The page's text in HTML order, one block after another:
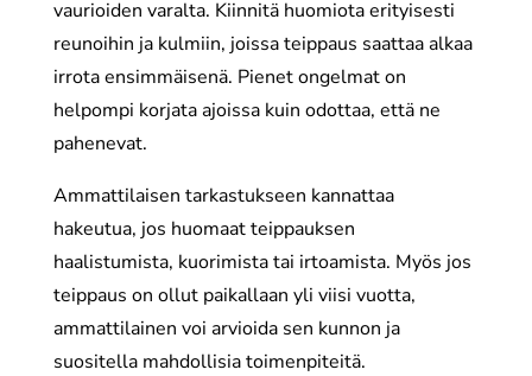
vaurioiden varalta. Kiinnitä huomiota erityisesti
reunoihin ja kulmiin, joissa teippaus saattaa alkaa
irrota ensimmäisenä. Pienet ongelmat on
helpompi korjata ajoissa kuin odottaa, että ne
pahenevat.
Ammattilaisen tarkastukseen kannattaa
hakeutua, jos huomaat teippauksen
haalistumista, kuorimista tai irtoamista. Myös jos
teippaus on ollut paikallaan yli viisi vuotta,
ammattilainen voi arvioida sen kunnon ja
suositella mahdollisia toimenpiteitä.